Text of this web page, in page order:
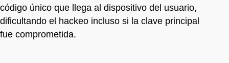
código único que llega al dispositivo del usuario,
dificultando el hackeo incluso si la clave principal
fue comprometida.